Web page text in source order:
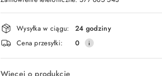
Dostępność
i
dostawa
Wysyłka w ciągu:
24 godziny
Cena przesyłki:
0